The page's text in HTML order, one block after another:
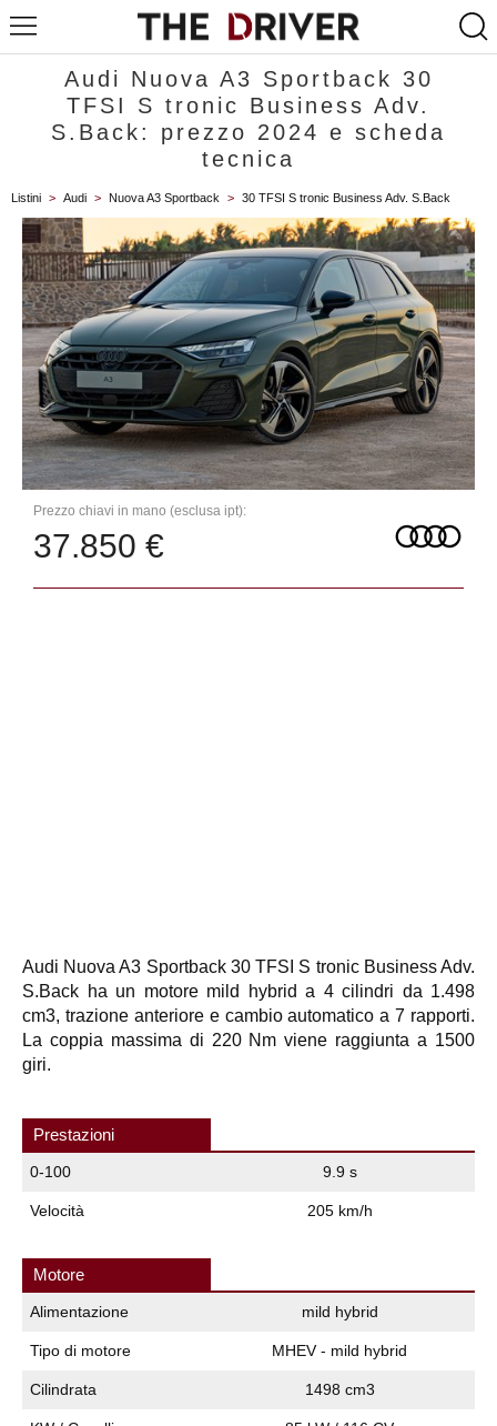
Audi Nuova A3 Sportback 30
TFSI S tronic Business Adv.
S.Back: prezzo 2024 e scheda
tecnica
Listini > Audi > Nuova A3 Sportback > 30 TFSI S tronic Business Adv. S.Back
Prezzo chiavi in mano (esclusa ipt):
37.850 €
Audi Nuova A3 Sportback 30 TFSI S tronic Business Adv.
S.Back ha un motore mild hybrid a 4 cilindri da 1.498
cm3, trazione anteriore e cambio automatico a 7 rapporti.
La coppia massima di 220 Nm viene raggiunta a 1500
giri.
Prestazioni
0-100 9.9 s
Velocità 205 km/h
Motore
Alimentazione mild hybrid
Tipo di motore MHEV - mild hybrid
Cilindrata 1498 cm3